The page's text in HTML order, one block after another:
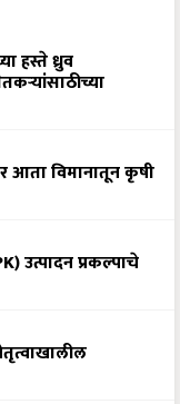
हस्ते ध्रुव
विमानातून कृषी
उत्पादन प्रकल्पाचे